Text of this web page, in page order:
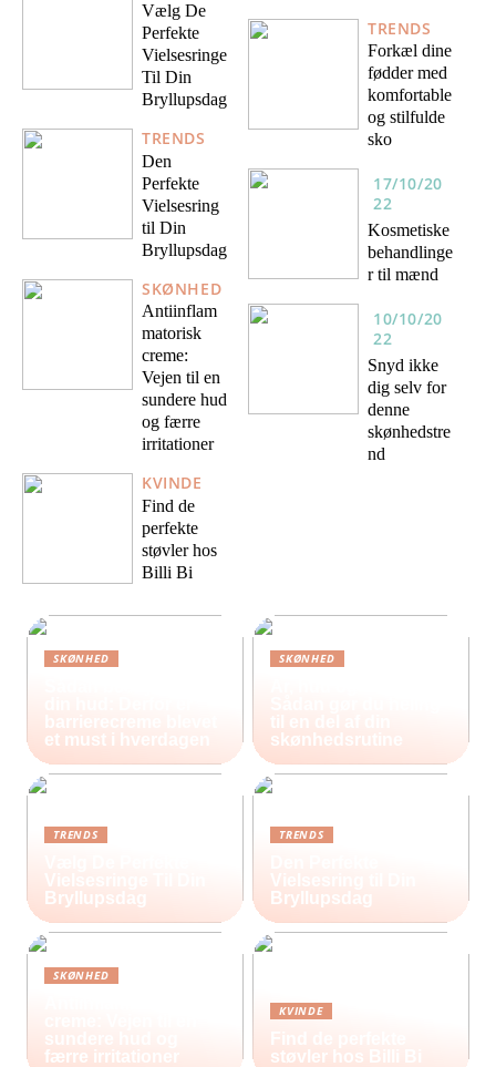
Vælg De
Perfekte
Vielsesringe
Til Din
Bryllupsdag
TRENDS
Den
Perfekte
Vielsesring
til Din
Bryllupsdag
SKØNHED
Antiinflam
matorisk
creme:
Vejen til en
sundere hud
og færre
irritationer
KVINDE
Find de
perfekte
støvler hos
Billi Bi
TRENDS
Forkæl dine
fødder med
komfortable
og stilfulde
sko
17/10/20
22
Kosmetiske
behandlinge
r til mænd
10/10/20
22
Snyd ikke
dig selv for
denne
skønhedstre
nd
SKØNHED
barrierecreme blevet
et must i hverdagen
SKØNHED
til en del af din
skønhedsrutine
TRENDS
Vielsesringe Til Din
Bryllupsdag
TRENDS
Vielsesring til Din
Bryllupsdag
SKØNHED
sundere hud og
færre irritationer
KVINDE
Find de perfekte
støvler hos Billi Bi